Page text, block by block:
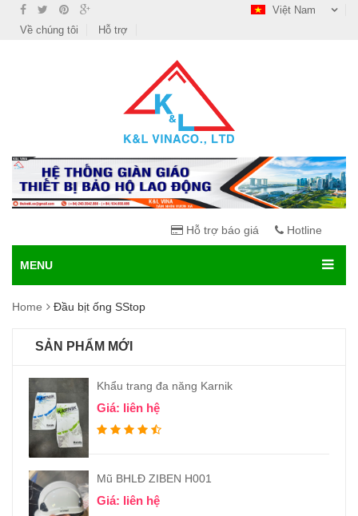
Việt Nam
Về chúng tôi
Hỗ trợ
Hỗ trợ báo giá Hotline
MENU
Home Đầu bịt ống SStop
SẢN PHẨM MỚI
Khẩu trang đa năng Karnik
Giá: liên hệ
Mũ BHLĐ ZIBEN H001
Giá: liên hệ